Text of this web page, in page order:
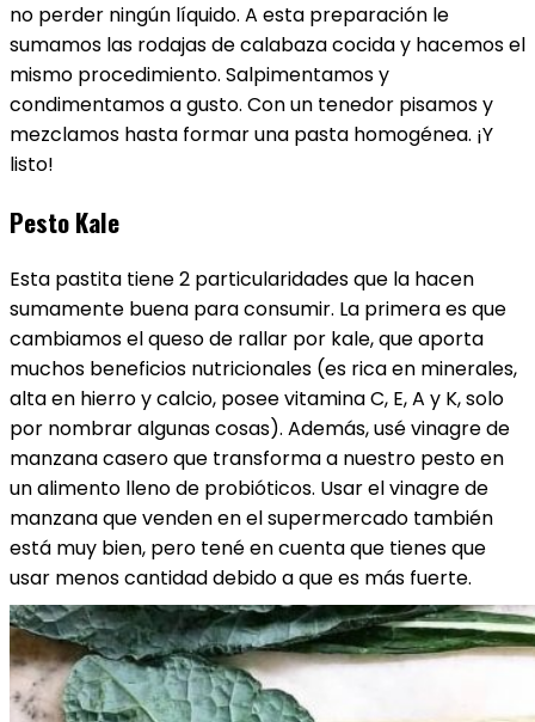
no perder ningún líquido. A esta preparación le
sumamos las rodajas de calabaza cocida y hacemos el
mismo procedimiento. Salpimentamos y
condimentamos a gusto. Con un tenedor pisamos y
mezclamos hasta formar una pasta homogénea. ¡Y
listo!
Pesto Kale
Esta pastita tiene 2 particularidades que la hacen
sumamente buena para consumir. La primera es que
cambiamos el queso de rallar por kale, que aporta
muchos beneficios nutricionales (es rica en minerales,
alta en hierro y calcio, posee vitamina C, E, A y K, solo
por nombrar algunas cosas). Además, usé vinagre de
manzana casero que transforma a nuestro pesto en
un alimento lleno de probióticos. Usar el vinagre de
manzana que venden en el supermercado también
está muy bien, pero tené en cuenta que tienes que
usar menos cantidad debido a que es más fuerte.